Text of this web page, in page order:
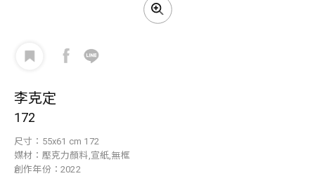
李克定
172
尺寸：55x61 cm 172
媒材：壓克力顏料,宣紙,無框
創作年份：2022